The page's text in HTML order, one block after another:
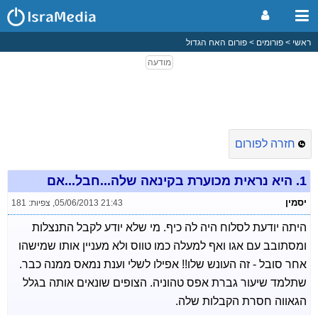
ראשי פורומים פורום האח הגדול
חזרה לפורום
1. היא נראית מכוערת בקינאה שלה...חבל...אם
יסמין 05/06/2013 21:43
, צפיות: 181
היתה יודעת לסלוח היה לה כיף. מי שלא יודע לקבל התנצלות
ומסתובב עם אגו ואף למעלה כמו טווס ולא מעניין אותו שמישהו
אחר סובל - זה העונש שלו!! אפילו לשלי וענת נמאס ממנה כבר.
שתלמד שיעור גברת אפס טהוניה. הצופים שונאים אותה בגלל
הגאווה חסרת הקבלות שלה.